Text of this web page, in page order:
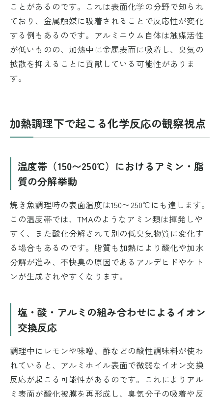
ことがあるのです。これは表面化学の分野で知られ
ており、金属触媒に吸着されることで反応性が変化
する例もあるのです。アルミニウム自体は触媒活性
が低いものの、加熱中に金属表面に吸着し、臭気の
拡散を抑えることに貢献している可能性がありま
す。
加熱調理下で起こる化学反応の観察視点
温度帯（150〜250℃）におけるアミン・脂
質の分解挙動
焼き魚調理時の表面温度は150〜250℃にも達します。
この温度帯では、TMAのようなアミン類は揮発しや
すく、また酸化分解されて別の低臭気物質に変化す
る場合もあるのです。脂質も加熱により酸化や加水
分解が進み、不快臭の原因であるアルデヒドやケト
ンが生成されやすくなります。
塩・酸・アルミの組み合わせによるイオン
交換反応
調理中にレモンや味噌、酢などの酸性調味料が使わ
れていると、アルミホイル表面で微弱なイオン交換
反応が起こる可能性があるのです。これによりアル
ミ表面が酸化被膜を再形成し、臭気分子の吸着や反